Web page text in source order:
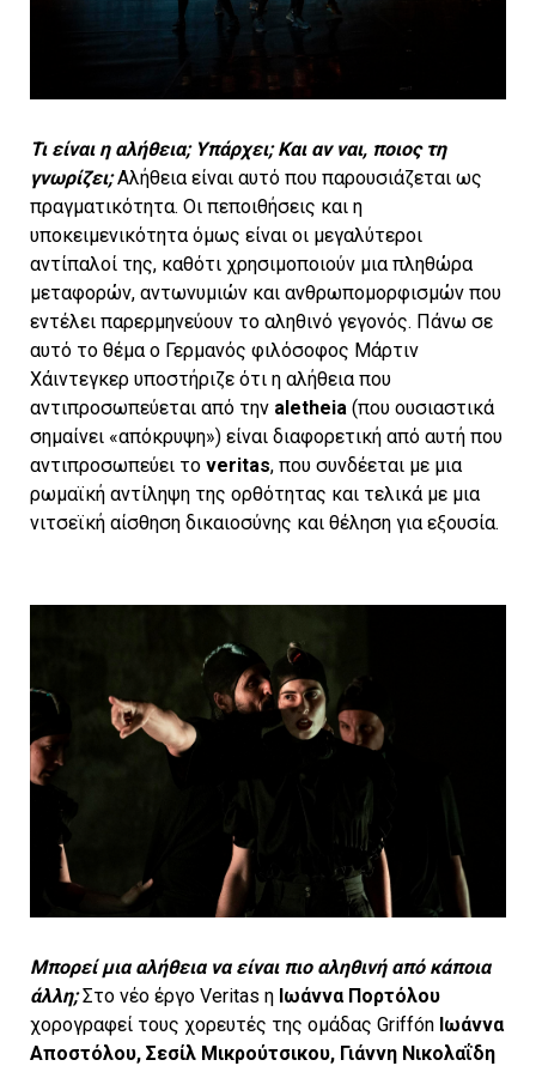
Τι είναι η αλήθεια; Υπάρχει; Και αν ναι, ποιος τη
γνωρίζει;Αλήθεια είναι αυτό που παρουσιάζεται ως
πραγματικότητα. Οι πεποιθήσεις και η
υποκειμενικότητα όμως είναι οι μεγαλύτεροι
αντίπαλοί της, καθότι χρησιμοποιούν μια πληθώρα
μεταφορών, αντωνυμιών και ανθρωπομορφισμών που
εντέλει παρερμηνεύουν το αληθινό γεγονός. Πάνω σε
αυτό το θέμα ο Γερμανός φιλόσοφος Μάρτιν
Χάιντεγκερ υποστήριζε ότι η αλήθεια που
αντιπροσωπεύεται από την aletheia (που ουσιαστικά
σημαίνει «απόκρυψη») είναι διαφορετική από αυτή που
αντιπροσωπεύει το veritas, που συνδέεται με μια
ρωμαϊκή αντίληψη της ορθότητας και τελικά με μια
νιτσεϊκή αίσθηση δικαιοσύνης και θέληση για εξουσία.
Μπορεί μια αλήθεια να είναι πιο αληθινή από κάποια
άλλη;Στο νέο έργο Veritas η Ιωάννα Πορτόλου
χορογραφεί τους χορευτές της ομάδας Griffón Ιωάννα
Αποστόλου, Σεσίλ Μικρούτσικου, Γιάννη Νικολαΐδη